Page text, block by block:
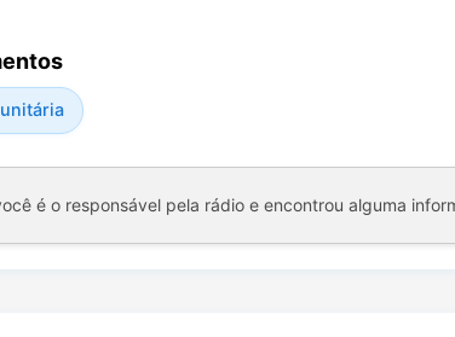
é o responsável pela rádio e encontrou alguma